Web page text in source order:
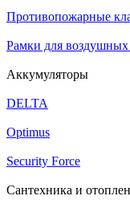
Противопожарные
Рамки для воздушных
Аккумуляторы
DELTA
Optimus
Security Force
Сантехника и